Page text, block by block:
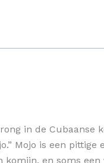
in de
Mojo is een
komijn, en soms